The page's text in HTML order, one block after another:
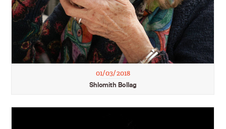
01/03/2018
Shlomith Bollag